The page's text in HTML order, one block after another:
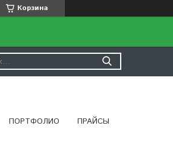
Корзина
ПОРТФОЛИО ПРАЙСЫ